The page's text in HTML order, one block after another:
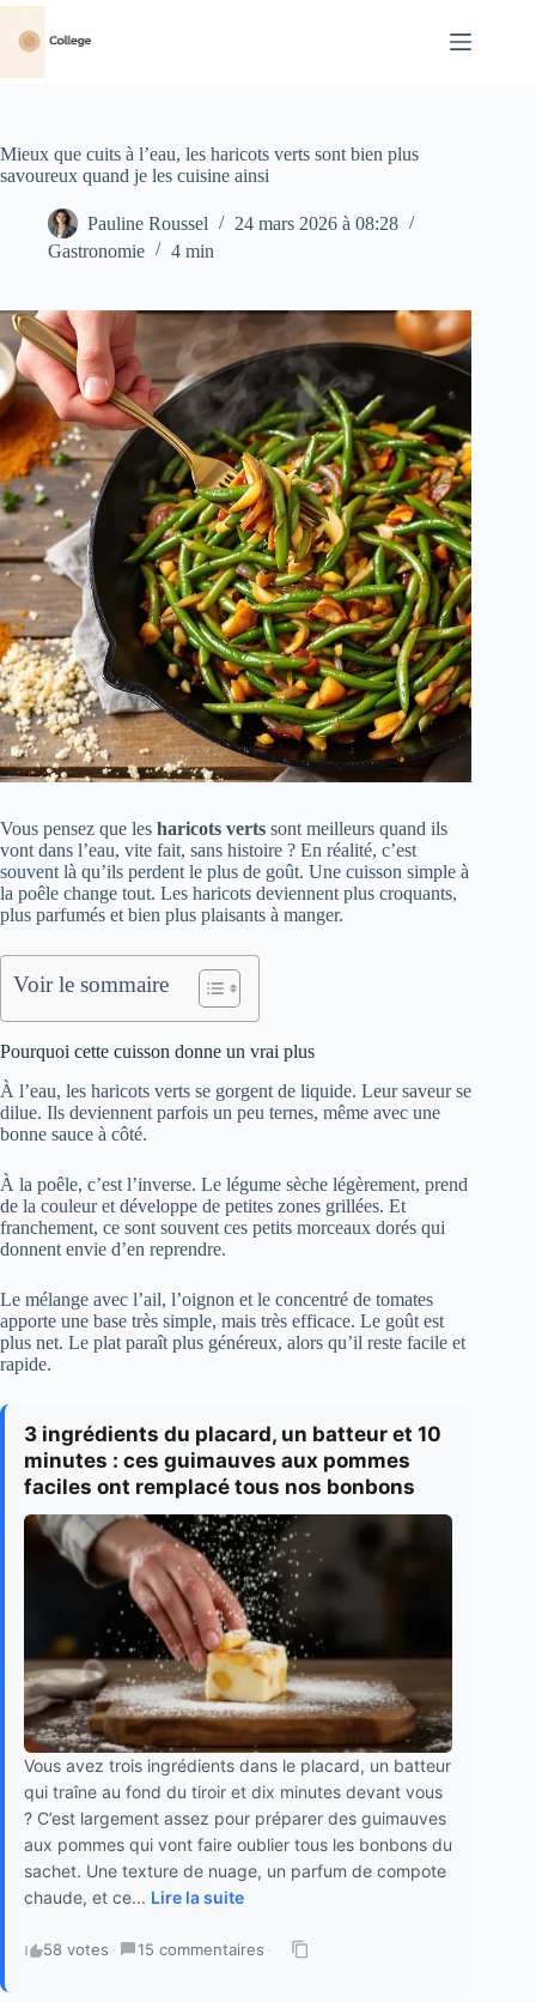
Passer
contenu
Mieux que cuits à l’eau, les haricots verts sont bien plus
savoureux quand je les cuisine ainsi
Pauline Roussel
24 mars 2026 à 08:28
Gastronomie
4 min
Vous pensez que les haricots verts sont meilleurs quand ils
vont dans l’eau, vite fait, sans histoire ? En réalité, c’est
souvent là qu’ils perdent le plus de goût. Une cuisson simple à
la poêle change tout. Les haricots deviennent plus croquants,
plus parfumés et bien plus plaisants à manger.
Voir le sommaire
Pourquoi cette cuisson donne un vrai plus
À l’eau, les haricots verts se gorgent de liquide. Leur saveur se
dilue. Ils deviennent parfois un peu ternes, même avec une
bonne sauce à côté.
À la poêle, c’est l’inverse. Le légume sèche légèrement, prend
de la couleur et développe de petites zones grillées. Et
franchement, ce sont souvent ces petits morceaux dorés qui
donnent envie d’en reprendre.
Le mélange avec l’ail, l’oignon et le concentré de tomates
apporte une base très simple, mais très efficace. Le goût est
plus net. Le plat paraît plus généreux, alors qu’il reste facile et
rapide.
3 ingrédients du placard, un batteur et 10
minutes : ces guimauves aux pommes
faciles ont remplacé tous nos bonbons
Vous avez trois ingrédients dans le placard, un batteur
qui traîne au fond du tiroir et dix minutes devant vous
? C’est largement assez pour préparer des guimauves
aux pommes qui vont faire oublier tous les bonbons du
sachet. Une texture de nuage, un parfum de compote
chaude, et ce... Lire la suite
58 votes · 15 commentaires ·